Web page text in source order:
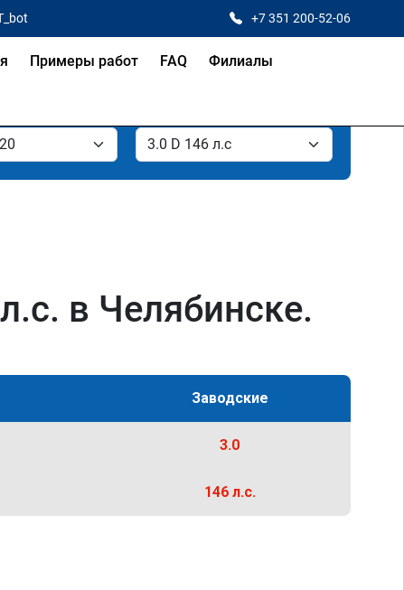
+7 351 200-52-06
Примеры работ FAQ Филиалы
в Челябинске.
Заводские
3.0
146 л.с.